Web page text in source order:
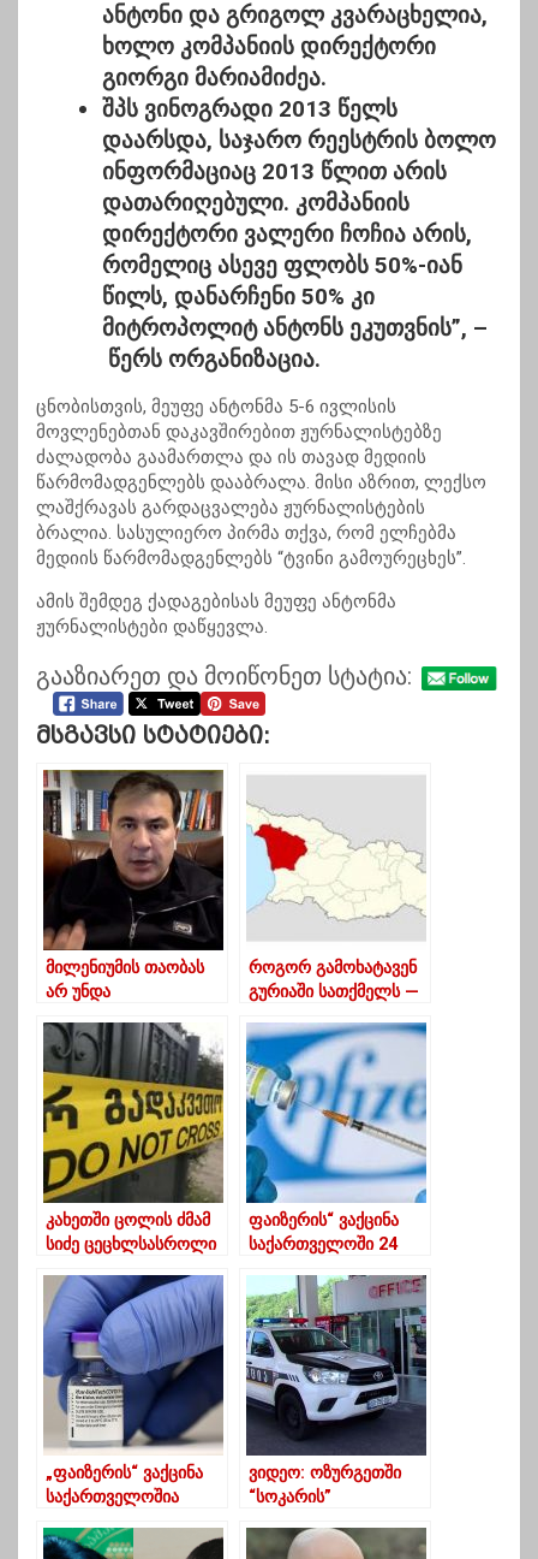
ანტონი და გრიგოლ კვარაცხელია,
ხოლო კომპანიის დირექტორი
გიორგი მარიამიძეა.
შპს ვინოგრადი 2013 წელს
დაარსდა, საჯარო რეესტრის ბოლო
ინფორმაციაც 2013 წლით არის
დათარიღებული. კომპანიის
დირექტორი ვალერი ჩოჩია არის,
რომელიც ასევე ფლობს 50%-იან
წილს, დანარჩენი 50% კი
მიტროპოლიტ ანტონს ეკუთვნის”, –
წერს ორგანიზაცია.
ცნობისთვის, მეუფე ანტონმა 5-6 ივლისის
მოვლენებთან დაკავშირებით ჟურნალისტებზე
ძალადობა გაამართლა და ის თავად მედიის
წარმომადგენლებს დააბრალა. მისი აზრით, ლექსო
ლაშქრავას გარდაცვალება ჟურნალისტების
ბრალია. სასულიერო პირმა თქვა, რომ ელჩებმა
მედიის წარმომადგენლებს “ტვინი გამოურეცხეს”.
ამის შემდეგ ქადაგებისას მეუფე ანტონმა
ჟურნალისტები დაწყევლა.
გააზიარეთ და მოიწონეთ სტატია:
Მსგავსი Სტატიები:
მილენიუმის თაობას
არ უნდა
ხიხოსტანში ცხოვრება
– სააკაშვილი
როგორ გამოხატავენ
გურიაში სათქმელს —
სახალისო
მაგალითები
კახეთში ცოლის ძმამ
სიძე ცეცხლსასროლი
ფაიზერის“ ვაქცინა
საქართველოში 24
„ფაიზერის“ ვაქცინა
საქართველოშია
ვიდეო: ოზურგეთში
“სოკარის”
სადგური დააყაჩაღეს